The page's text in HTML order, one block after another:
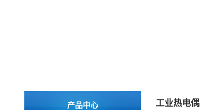
产品中心 工业热电偶